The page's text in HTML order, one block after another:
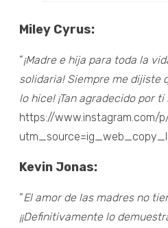
Miley Cyrus:
“¡Madre e hija para toda la
solidaria! Siempre me dijiste
lo hice! ¡Tan agradecido por ti
https://www.instagram.com/
Kevin Jonas:
“El amor de las madres no
¡¡Definitivamente lo